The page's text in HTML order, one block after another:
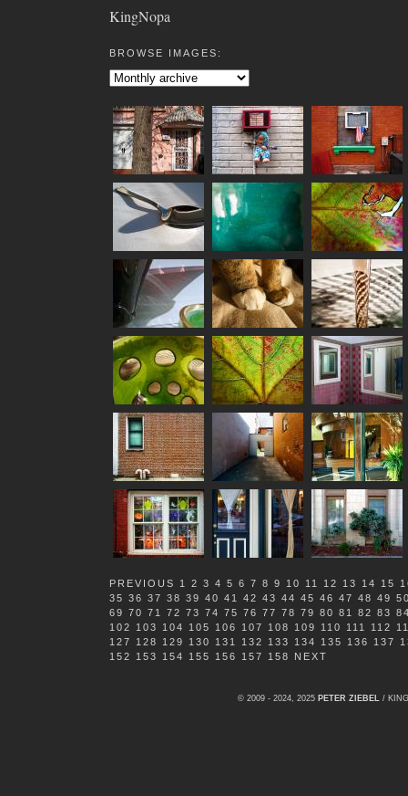
KingNopa
BROWSE IMAGES:
PREVIOUS 1 2 3 4 5 6 7 8 9 10 11 12 13 14 15
35 36 37 38 39 40 41 42 43 44 45 46 47 48 49
69 70 71 72 73 74 75 76 77 78 79 80 81 82 83
102
103 104 105 106 107 108 109 110 111 112
127
128 129 130 131 132 133 134 135 136 137
152
153 154 155 156 157 158 NEXT
© 2009 - 2024, 2025 PETER ZIEBEL /